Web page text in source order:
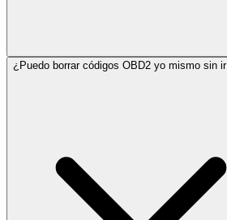
¿Puedo borrar códigos OBD2 yo mismo sin